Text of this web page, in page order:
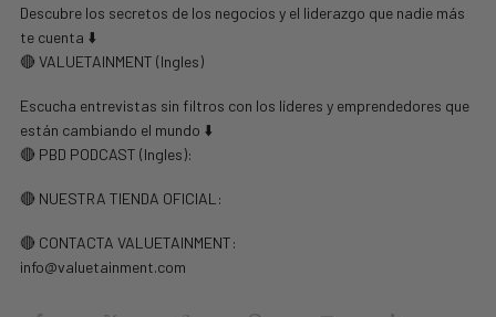
Descubre los secretos de los negocios y el liderazgo que nadie más
te cuenta ⬇️
🔴 VALUETAINMENT (Ingles)
Escucha entrevistas sin filtros con los líderes y emprendedores que
están cambiando el mundo ⬇️
🔴 PBD PODCAST (Ingles):
🔴 NUESTRA TIENDA OFICIAL:
🔴 CONTACTA VALUETAINMENT:
info@valuetainment.com